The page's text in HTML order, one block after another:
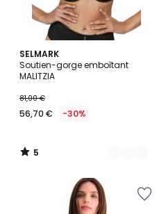
SELMARK
Soutien-gorge emboîtant
MALITZIA
81,00 €
56,70 € -30%
5
/
5
5
Couleurs
5
/